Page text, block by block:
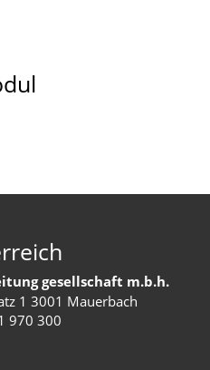
gesellschaft m.b.h.
1 3001 Mauerbach
970 300